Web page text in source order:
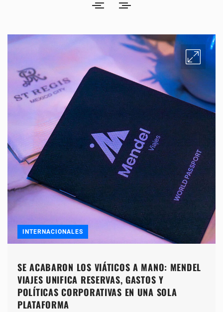
INTERNACIONALES
SE ACABARON LOS VIÁTICOS A MANO: MENDEL
VIAJES UNIFICA RESERVAS, GASTOS Y
POLÍTICAS CORPORATIVAS EN UNA SOLA
PLATAFORMA